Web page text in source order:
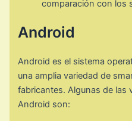
comparación con los
Android
Android es el sistema
una amplia variedad de
fabricantes. Algunas de las
Android son: